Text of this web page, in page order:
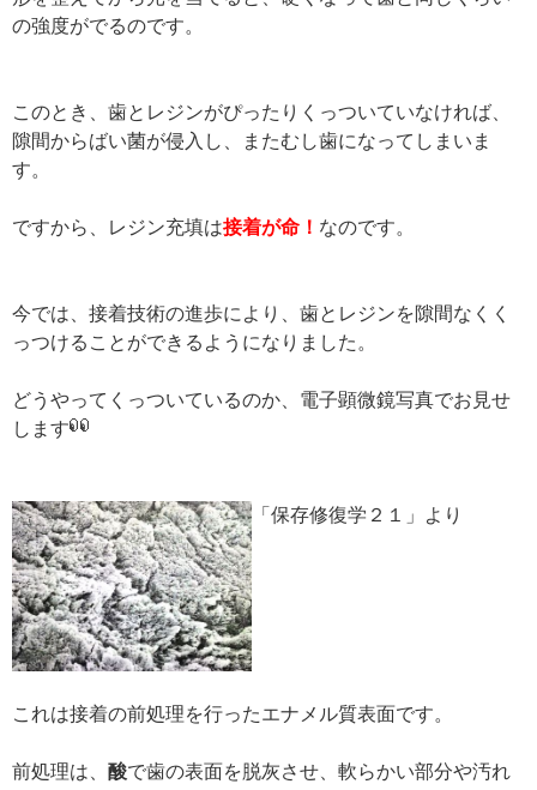
の強度がでるのです。
このとき、歯とレジンがぴったりくっついていなければ、
隙間からばい菌が侵入し、またむし歯になってしまいま
す。
ですから、レジン充填は接着が命！ なのです。
今では、接着技術の進歩により、歯とレジンを隙間なくく
っつけることができるようになりました。
どうやってくっついているのか、電子顕微鏡写真でお見せ
します
「保存修復学２１」より
これは接着の前処理を行ったエナメル質表面です。
前処理は、 酸で歯の表面を脱灰させ、軟らかい部分や汚れ